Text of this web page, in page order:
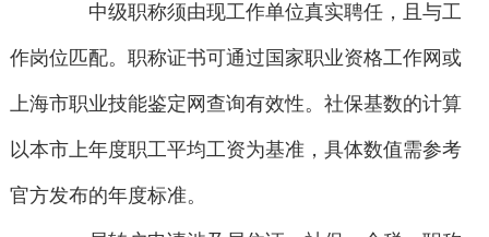
中级职称须由现工作单位真实聘任，且与工
作岗位匹配。职称证书可通过国家职业资格工作网或
上海市职业技能鉴定网查询有效性。社保基数的计算
以本市上年度职工平均工资为基准，具体数值需参考
官方发布的年度标准。